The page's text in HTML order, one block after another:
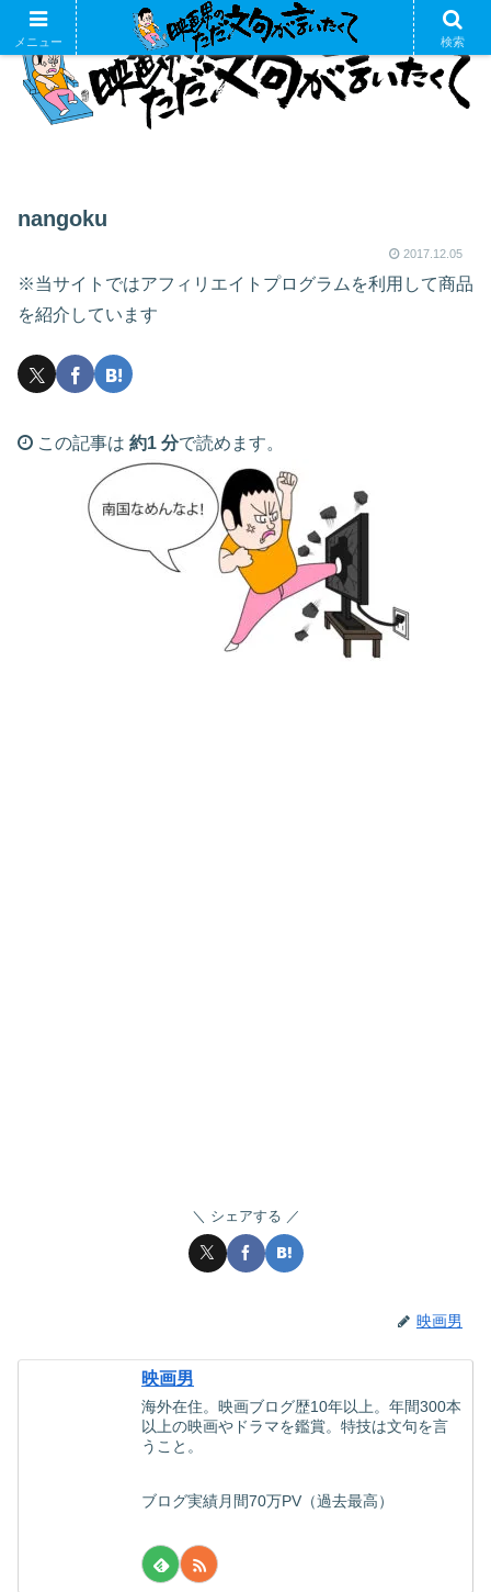
nangoku
2017.12.05
※当サイトではアフィリエイトプログラムを利用して商品
を紹介しています
この記事は 約1 分で読めます。
シェアする
映画男
映画男
海外在住。映画ブログ歴10年以上。年間300本
以上の映画やドラマを鑑賞。特技は文句を言
うこと。
ブログ実績月間70万PV（過去最高）
メニュー 検索